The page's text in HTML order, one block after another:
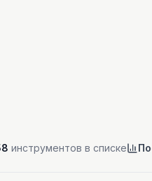
инструментов в списке